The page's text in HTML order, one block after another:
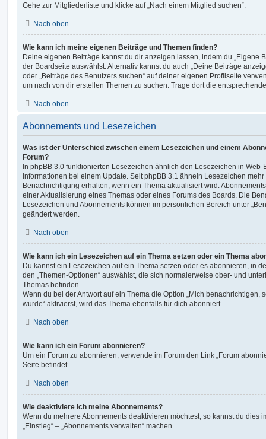
Gehe zur Mitgliederliste und klicke auf „Nach einem Mitglied suchen“.
Nach oben
Wie kann ich meine eigenen Beiträge und Themen finden?
Deine eigenen Beiträge kannst du dir anzeigen lassen, indem du „Eigene
der Boardseite auswählst. Alternativ kannst du auch „Deine Beiträge
oder „Beiträge des Benutzers suchen“ auf deiner eigenen Profilseite
um nach von dir erstellen Themen zu suchen. Trage dort die
Nach oben
Abonnements und Lesezeichen
Was ist der Unterschied zwischen einem Lesezeichen und einem
Forum?
In phpBB 3.0 funktionierten Lesezeichen ähnlich den Lesezeichen in
Informationen bei einem Update. Seit phpBB 3.1 ähneln Lesezeichen
Benachrichtigung erhalten, wenn ein Thema aktualisiert wird.
einer Aktualisierung eines Themas oder eines Forums des Boards. Die
Lesezeichen und Abonnements können im persönlichen Bereich unter
geändert werden.
Nach oben
Wie kann ich ein Lesezeichen auf ein Thema setzen oder ein Thema
Du kannst ein Lesezeichen auf ein Thema setzen oder es abonnieren, in
den „Themen-Optionen“ auswählst, die sich normalerweise ober- und
Themas befinden.
Wenn du bei der Antwort auf ein Thema die Option „Mich benachrichtigen,
wurde“ aktivierst, wird das Thema ebenfalls für dich abonniert.
Nach oben
Wie kann ich ein Forum abonnieren?
Um ein Forum zu abonnieren, verwende im Forum den Link „Forum
Seite befindet.
Nach oben
Wie deaktiviere ich meine Abonnements?
Wenn du mehrere Abonnements deaktivieren möchtest, so kannst du dies
„Einstieg“ – „Abonnements verwalten“ machen.